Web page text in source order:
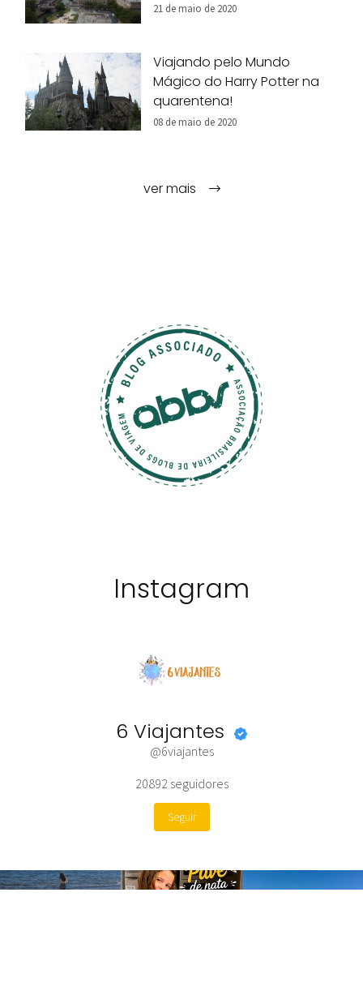
21 de maio de 2020
Viajando pelo Mundo
Mágico do Harry Potter na
quarentena!
08 de maio de 2020
ver mais
Instagram
6 Viajantes
@6viajantes
20892 seguidores
Seguir